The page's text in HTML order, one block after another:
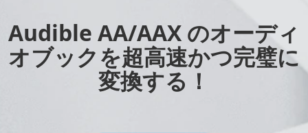
Audible AA/AAX のオーディ
オブックを超高速かつ完璧に
変換する！